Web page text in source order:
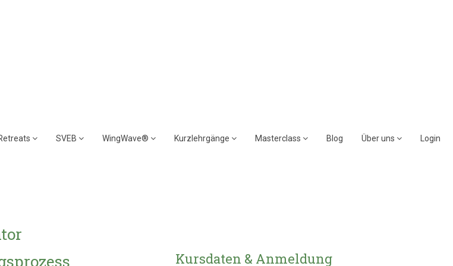
SVEB WingWave® Kurzlehrgänge Masterclass Blog Über uns Login
Kursdaten & Anmeldung